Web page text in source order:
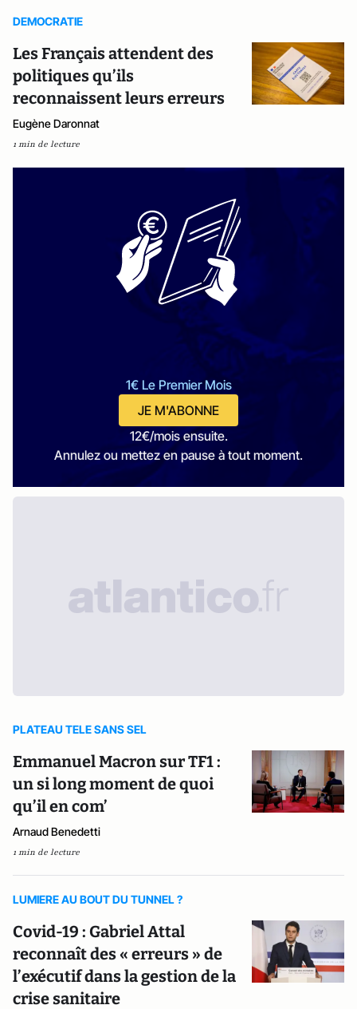
DEMOCRATIE
Les Français attendent des
politiques qu’ils
reconnaissent leurs erreurs
Eugène Daronnat
1 min de lecture
1€ Le Premier Mois
JE M'ABONNE
12€/mois ensuite.
Annulez ou mettez en pause à tout moment.
PLATEAU TELE SANS SEL
Emmanuel Macron sur TF1 :
un si long moment de quoi
qu’il en com’
Arnaud Benedetti
1 min de lecture
LUMIERE AU BOUT DU TUNNEL ?
Covid-19 : Gabriel Attal
reconnaît des « erreurs » de
l’exécutif dans la gestion de la
crise sanitaire